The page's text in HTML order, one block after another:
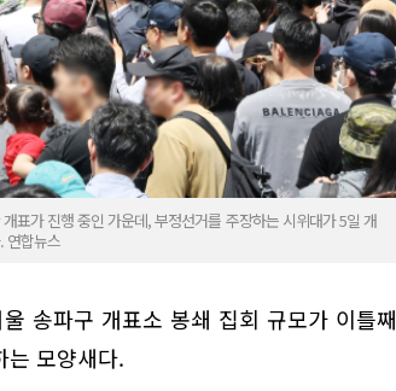
표가 진행 중인 가운데, 부정선거를 주장하는 시위대가 5일 개
연합뉴스
송파구 개표소 봉쇄 집회 규모가 이틀째
는 모양새다.